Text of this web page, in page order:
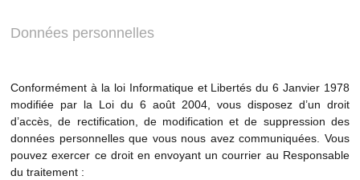
Données personnelles
Conformément à la loi Informatique et Libertés du 6 Janvier 1978
modifiée par la Loi du 6 août 2004, vous disposez d’un droit
d’accès, de rectification, de modification et de suppression des
données personnelles que vous nous avez communiquées. Vous
pouvez exercer ce droit en envoyant un courrier au Responsable
du traitement :